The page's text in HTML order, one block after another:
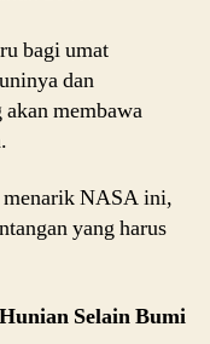
bagi umat
dan
membawa
menarik NASA ini,
yang harus
Selain Bumi